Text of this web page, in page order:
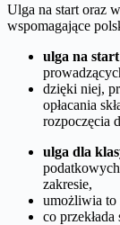
Ulga na start oraz
wspomagające
ulga na start
dzięki niej,
opłacania
rozpoczęcia
ulga dla
zakresie,
umożliwia to
co